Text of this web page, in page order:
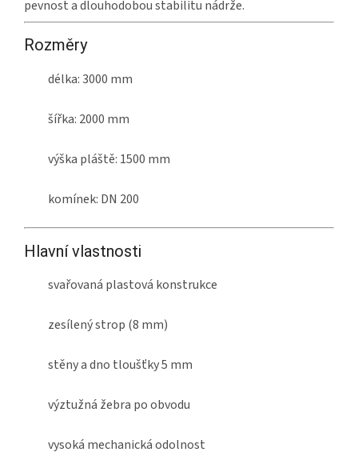
pevnost a dlouhodobou stabilitu nádrže.
Rozměry
délka: 3000 mm
šířka: 2000 mm
výška pláště: 1500 mm
komínek: DN 200
Hlavní vlastnosti
svařovaná plastová konstrukce
zesílený strop (8 mm)
stěny a dno tloušťky 5 mm
výztužná žebra po obvodu
vysoká mechanická odolnost